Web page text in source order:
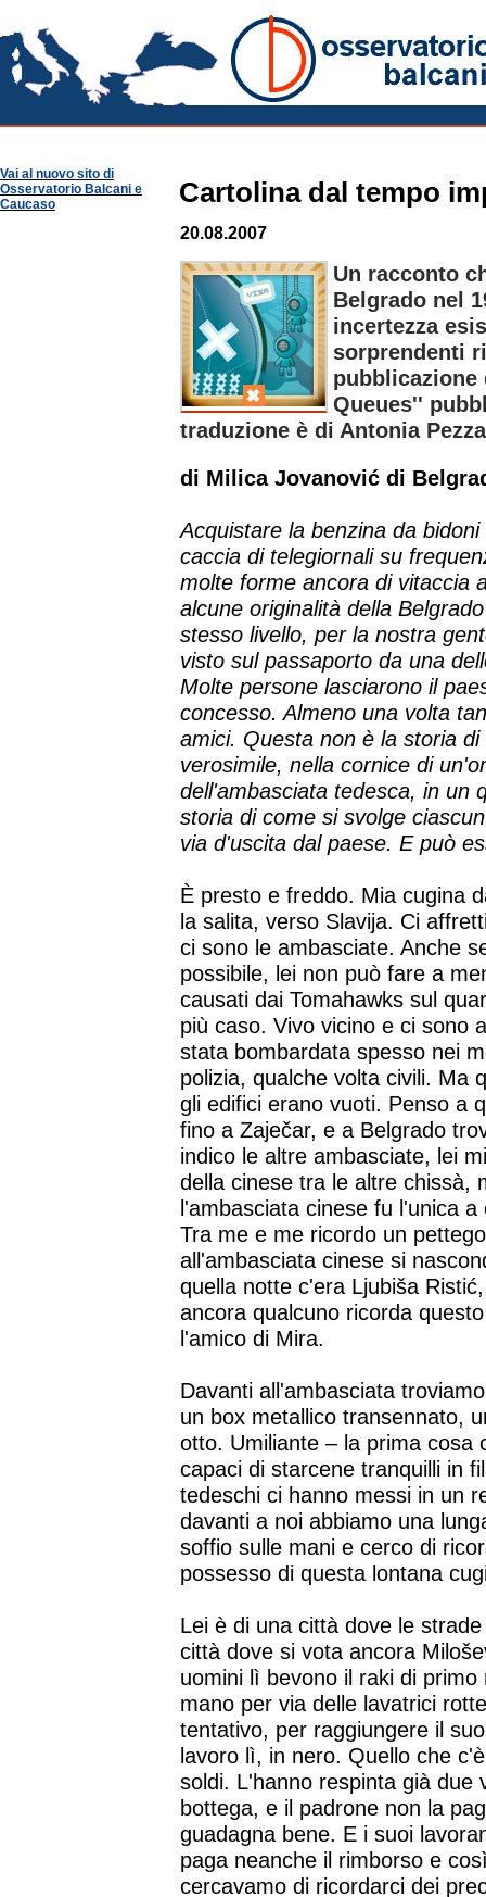
Vai al nuovo sito di
Osservatorio Balcani e
Caucaso
Cartolina dal tempo
20.08.2007
Un racconto
Belgrado nel
incertezza
sorprendenti
pubblicazione
Queues''
traduzione è di Antonia
di Milica Jovanović di
Acquistare la benzina da
caccia di telegiornali su
molte forme ancora di vitaccia
alcune originalità della
stesso livello, per la nostra
visto sul passaporto da una
Molte persone lasciarono il
concesso. Almeno una volta
amici. Questa non è la storia
verosimile, nella cornice di
dell'ambasciata tedesca, in un
storia di come si svolge
via d'uscita dal paese. E può
È presto e freddo. Mia cugina
la salita, verso Slavija. Ci
ci sono le ambasciate. Anche
possibile, lei non può fare a
causati dai Tomahawks sul
più caso. Vivo vicino e ci sono
stata bombardata spesso nei
polizia, qualche volta civili. Ma
gli edifici erano vuoti. Penso a
fino a Zaječar, e a Belgrado
indico le altre ambasciate, lei
della cinese tra le altre chissà,
l'ambasciata cinese fu l'unica
Tra me e me ricordo un
all'ambasciata cinese si
quella notte c'era Ljubiša
ancora qualcuno ricorda
l'amico di Mira.
Davanti all'ambasciata
un box metallico transennato,
otto. Umiliante – la prima cosa
capaci di starcene tranquilli in
tedeschi ci hanno messi in un
davanti a noi abbiamo una
soffio sulle mani e cerco di
possesso di questa lontana
Lei è di una città dove le
città dove si vota ancora
uomini lì bevono il raki di
mano per via delle lavatrici
tentativo, per raggiungere il
lavoro lì, in nero. Quello che
soldi. L'hanno respinta già due
bottega, e il padrone non la
guadagna bene. E i suoi
paga neanche il rimborso e
cercavamo di ricordarci dei